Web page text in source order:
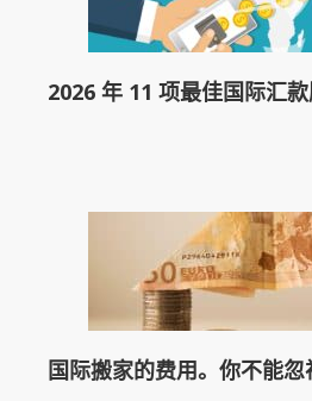
2026 年 11 项最佳国际汇
国际搬家的费用。你不能